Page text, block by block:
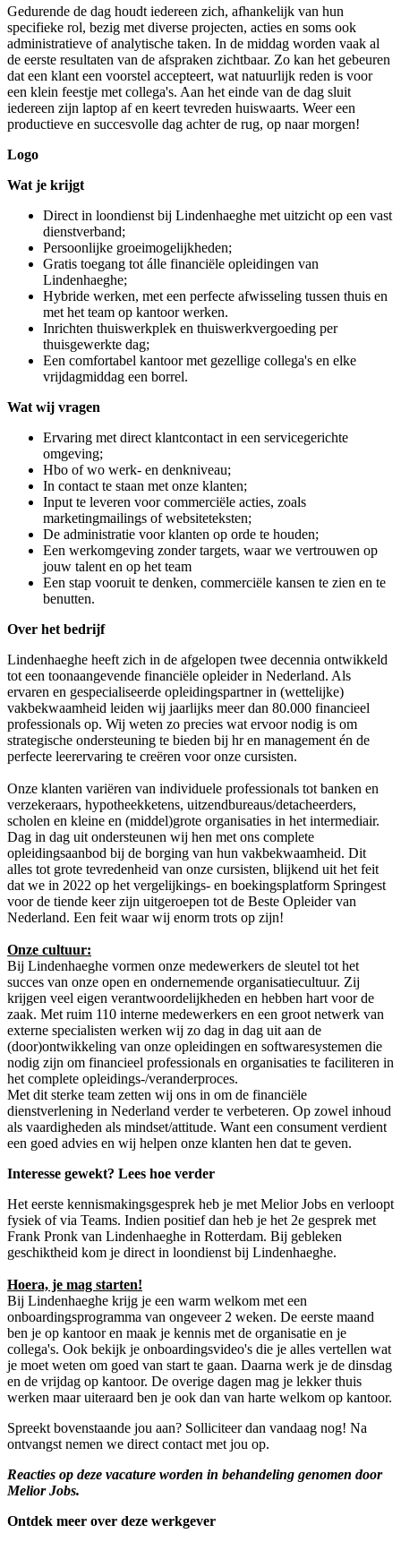
Gedurende de dag houdt iedereen zich, afhankelijk van hun
specifieke rol, bezig met diverse projecten, acties en soms ook
administratieve of analytische taken. In de middag worden vaak al
de eerste resultaten van de afspraken zichtbaar. Zo kan het gebeuren
dat een klant een voorstel accepteert, wat natuurlijk reden is voor
een klein feestje met collega's. Aan het einde van de dag sluit
iedereen zijn laptop af en keert tevreden huiswaarts. Weer een
productieve en succesvolle dag achter de rug, op naar morgen!
Logo
Wat je krijgt
Direct in loondienst bij Lindenhaeghe met uitzicht op een vast
dienstverband;
Persoonlijke groeimogelijkheden;
Gratis toegang tot álle financiële opleidingen van
Lindenhaeghe;
Hybride werken, met een perfecte afwisseling tussen thuis en
met het team op kantoor werken.
Inrichten thuiswerkplek en thuiswerkvergoeding per
thuisgewerkte dag;
Een comfortabel kantoor met gezellige collega's en elke
vrijdagmiddag een borrel.
Wat wij vragen
Ervaring met direct klantcontact in een servicegerichte
omgeving;
Hbo of wo werk- en denkniveau;
In contact te staan met onze klanten;
Input te leveren voor commerciële acties, zoals
marketingmailings of websiteteksten;
De administratie voor klanten op orde te houden;
Een werkomgeving zonder targets, waar we vertrouwen op
jouw talent en op het team
Een stap vooruit te denken, commerciële kansen te zien en te
benutten.
Over het bedrijf
Lindenhaeghe heeft zich in de afgelopen twee decennia ontwikkeld
tot een toonaangevende financiële opleider in Nederland. Als
ervaren en gespecialiseerde opleidingspartner in (wettelijke)
vakbekwaamheid leiden wij jaarlijks meer dan 80.000 financieel
professionals op. Wij weten zo precies wat ervoor nodig is om
strategische ondersteuning te bieden bij hr en management én de
perfecte leerervaring te creëren voor onze cursisten.
Onze klanten variëren van individuele professionals tot banken en
verzekeraars, hypotheekketens, uitzendbureaus/detacheerders,
scholen en kleine en (middel)grote organisaties in het intermediair.
Dag in dag uit ondersteunen wij hen met ons complete
opleidingsaanbod bij de borging van hun vakbekwaamheid. Dit
alles tot grote tevredenheid van onze cursisten, blijkend uit het feit
dat we in 2022 op het vergelijkings- en boekingsplatform Springest
voor de tiende keer zijn uitgeroepen tot de Beste Opleider van
Nederland. Een feit waar wij enorm trots op zijn!
Onze cultuur:
Bij Lindenhaeghe vormen onze medewerkers de sleutel tot het
succes van onze open en ondernemende organisatiecultuur. Zij
krijgen veel eigen verantwoordelijkheden en hebben hart voor de
zaak. Met ruim 110 interne medewerkers en een groot netwerk van
externe specialisten werken wij zo dag in dag uit aan de
(door)ontwikkeling van onze opleidingen en softwaresystemen die
nodig zijn om financieel professionals en organisaties te faciliteren in
het complete opleidings-/veranderproces.
Met dit sterke team zetten wij ons in om de financiële
dienstverlening in Nederland verder te verbeteren. Op zowel inhoud
als vaardigheden als mindset/attitude. Want een consument verdient
een goed advies en wij helpen onze klanten hen dat te geven.
Interesse gewekt? Lees hoe verder
Het eerste kennismakingsgesprek heb je met Melior Jobs en verloopt
fysiek of via Teams. Indien positief dan heb je het 2e gesprek met
Frank Pronk van Lindenhaeghe in Rotterdam. Bij gebleken
geschiktheid kom je direct in loondienst bij Lindenhaeghe.
Hoera, je mag starten!
Bij Lindenhaeghe krijg je een warm welkom met een
onboardingsprogramma van ongeveer 2 weken. De eerste maand
ben je op kantoor en maak je kennis met de organisatie en je
collega's. Ook bekijk je onboardingsvideo's die je alles vertellen wat
je moet weten om goed van start te gaan. Daarna werk je de dinsdag
en de vrijdag op kantoor. De overige dagen mag je lekker thuis
werken maar uiteraard ben je ook dan van harte welkom op kantoor.
Spreekt bovenstaande jou aan? Solliciteer dan vandaag nog! Na
ontvangst nemen we direct contact met jou op.
Reacties op deze vacature worden in behandeling genomen door
Melior Jobs.
Ontdek meer over deze werkgever